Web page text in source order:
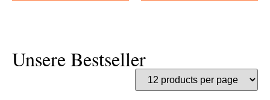
Unsere Bestseller